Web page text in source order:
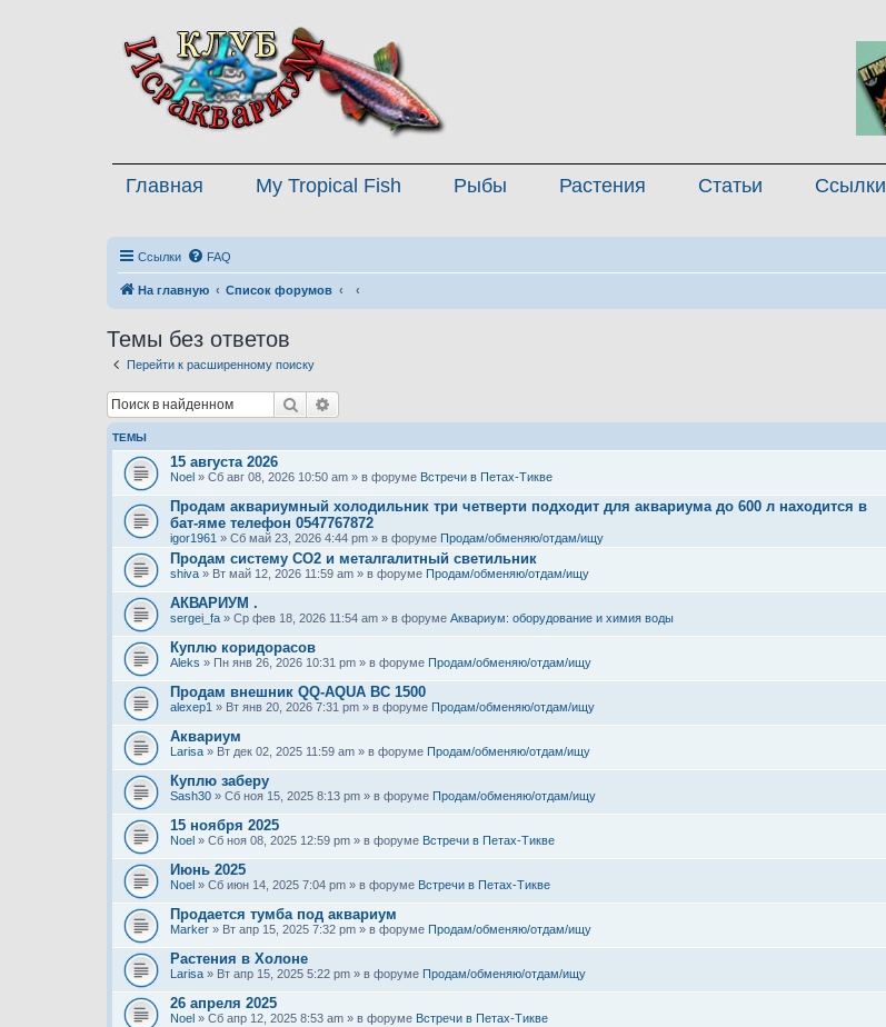
Главная My Tropical Fish Рыбы Растения Статьи Ссылки
Ссылки FAQ
На главную Список форумов
Темы без ответов
Перейти к расширенному поиску
Поиск
ТЕМЫ
15 августа 2026
Noel » Сб авг 08, 2026 10:50 am » в форуме Встречи в Петах-Тикве
Продам аквариумный холодильник три четверти подходит для аквариума до 600 л находится в
бат-яме телефон 0547767872
igor1961 » Сб май 23, 2026 4:44 pm » в форуме Продам/обменяю/отдам/ищу
Продам систему СО2 и металгалитный светильник
shiva » Вт май 12, 2026 11:59 am » в форуме Продам/обменяю/отдам/ищу
АКВАРИУМ .
sergei_fa » Ср фев 18, 2026 11:54 am » в форуме Аквариум: оборудование и химия воды
Куплю коридорасов
Aleks » Пн янв 26, 2026 10:31 pm » в форуме Продам/обменяю/отдам/ищу
Продам внешник QQ-AQUA BC 1500
alexep1 » Вт янв 20, 2026 7:31 pm » в форуме Продам/обменяю/отдам/ищу
Аквариум
Larisa » Вт дек 02, 2025 11:59 am » в форуме Продам/обменяю/отдам/ищу
Куплю заберу
Sash30 » Сб ноя 15, 2025 8:13 pm » в форуме Продам/обменяю/отдам/ищу
15 ноября 2025
Noel » Сб ноя 08, 2025 12:59 pm » в форуме Встречи в Петах-Тикве
Июнь 2025
Noel » Сб июн 14, 2025 7:04 pm » в форуме Встречи в Петах-Тикве
Продается тумба под аквариум
Marker » Вт апр 15, 2025 7:32 pm » в форуме Продам/обменяю/отдам/ищу
Растения в Холоне
Larisa » Вт апр 15, 2025 5:22 pm » в форуме Продам/обменяю/отдам/ищу
26 апреля 2025
Noel » Сб апр 12, 2025 8:53 am » в форуме Встречи в Петах-Тикве